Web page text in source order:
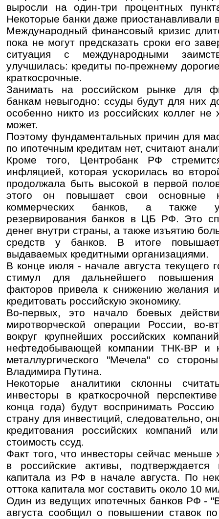
выросли на один-три процентных
Некоторые банки даже приостанавливали
Международный финансовый кризис
пока не могут предсказать сроки его
ситуация с международными
улучшилась: кредиты по-прежнему
краткосрочные.
Занимать на российском рынке для
банкам невыгодно: ссуды будут для них
особенно никто из российских коллег
может.
Поэтому фундаментальных причин для
по ипотечным кредитам нет, считают
Кроме того, Центробанк РФ
инфляцией, которая ускорилась во
продолжала быть высокой в первой
этого он повышает свои основные
коммерческих банков, а также
резервирования банков в ЦБ РФ. Это
денег внутри страны, а также изъятию
средств у банков. В итоге
выдаваемых кредитными организациями.
В конце июля - начале августа текущего
стимул для дальнейшего повышения
факторов привела к снижению желания
кредитовать российскую экономику.
Во-первых, это начало боевых
миротворческой операции России, во-
вокруг крупнейших российских
нефтедобывающей компании ТНК-ВР и
металлургического "Мечела" со
Владимира Путина.
Некоторые аналитики склонны
инвесторы в краткосрочной
конца года) будут воспринимать
страну для инвестиций, следовательно,
кредитования российских компаний
стоимость ссуд.
Факт того, что инвесторы сейчас меньше
в российские активы, подтверждается
капитала из РФ в начале августа. По
оттока капитала мог составить около 10
Один из ведущих ипотечных банков РФ -
августа сообщил о повышении ставок